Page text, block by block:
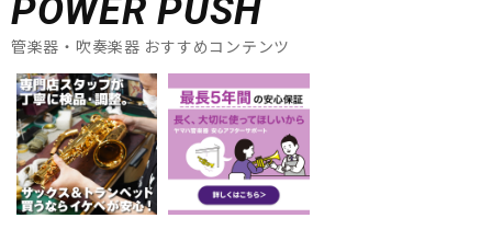
POWER PUSH
管楽器・吹奏楽器 おすすめコンテンツ